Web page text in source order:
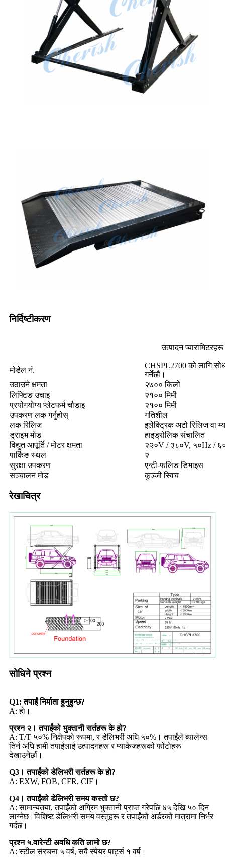
निर्दिष्टीकरण
उत्पादन प्यारामिटरहरू
मोडेल नं.
CHSPL2700 को लागि
गर्नेछौं।
उठाउने क्षमता
२७०० किलो
लिफ्टिङ उचाइ
२१०० मिमी
प्रयोगयोग्य प्लेटफर्म चौडाइ
२१०० मिमी
उपकरण लक गर्नुहोस्
गतिशील
लक रिलिज
इलेक्ट्रिक अटो रिलिज वा
ड्राइभ मोड
हाइड्रोलिक संचालित
विद्युत आपूर्ति / मोटर क्षमता
२२०V / ३८०V, ५०Hz /
पार्किङ स्थल
२
सुरक्षा उपकरण
एन्टी-फलिङ डिभाइस
सञ्चालन मोड
कुञ्जी स्विच
रेखाचित्र
सोधिने प्रश्न
Q1: तपाईं निर्माता हुनुहुन्छ?
A: हो।
प्रश्न २। तपाईंको भुक्तानी सर्तहरू के हो?
A: T/T ५०% निक्षेपको रूपमा, र डेलिभरी अघि ५०%। तपाईंले ब्यालेन्स
तिर्न अघि हामी तपाईंलाई उत्पादनहरू र प्याकेजहरूको फोटोहरू
देखाउनेछौं।
Q3। तपाईंको डेलिभरी सर्तहरू के हो?
A: EXW, FOB, CFR, CIF।
Q4। तपाईंको डेलिभरी समय कस्तो छ?
A: सामान्यतया, तपाईंको अग्रिम भुक्तानी प्राप्त गरेपछि ४५ देखि ५० दिन
लाग्नेछ।विशिष्ट डेलिभरी समय वस्तुहरू र तपाईंको अर्डरको मात्रामा निर्भर
गर्दछ।
प्रश्न ५.वारेन्टी अवधि कति लामो छ?
A: स्टील संरचना ५ वर्ष, सबै स्पेयर पार्ट्स १ वर्ष।